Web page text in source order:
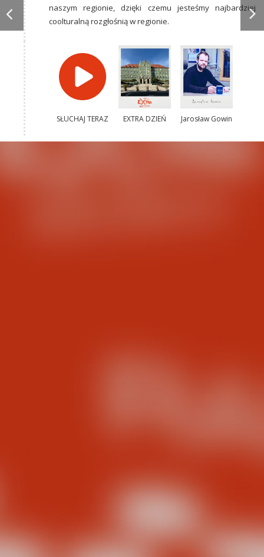
naszym regionie, dzięki czemu jesteśmy najbardziej
coolturalną rozgłośnią w regionie.
SŁUCHAJ TERAZ EXTRA DZIEŃ Jarosław Gowin